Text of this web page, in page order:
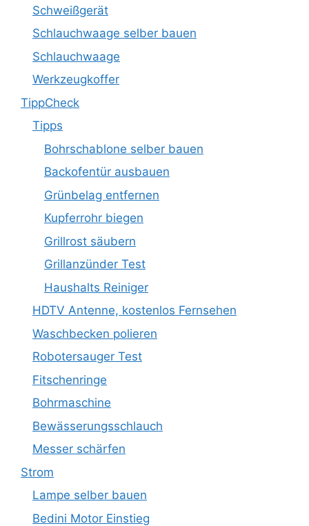
Schweißgerät
Schlauchwaage selber bauen
Schlauchwaage
Werkzeugkoffer
TippCheck
Tipps
Bohrschablone selber bauen
Backofentür ausbauen
Grünbelag entfernen
Kupferrohr biegen
Grillrost säubern
Grillanzünder Test
Haushalts Reiniger
HDTV Antenne, kostenlos Fernsehen
Waschbecken polieren
Robotersauger Test
Fitschenringe
Bohrmaschine
Bewässerungsschlauch
Messer schärfen
Strom
Lampe selber bauen
Bedini Motor Einstieg